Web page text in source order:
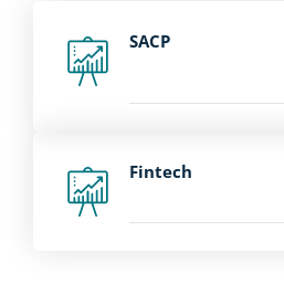
SACP
Fintech